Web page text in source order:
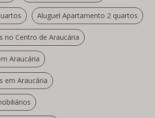
Aluguel Apartamento 2 quartos
no Centro de Araucária
Araucária
em Araucária